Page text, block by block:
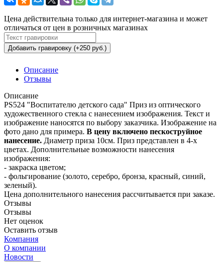
Цена действительна только для интернет-магазина и может
отличаться от цен в розничных магазинах
Добавить гравировку (+250 руб.)
Описание
Отзывы
Описание
PS524 "Воспитателю детского сада" Приз из оптического
художественного стекла с нанесением изображения. Текст и
изображение наносятся по выбору заказчика. Изображение на
фото дано для примера. В цену включено пескоструйное
нанесение. Диаметр приза 10см. Приз представлен в 4-х
цветах. Дополнительные возможности нанесения
изображения:
- закраска цветом;
- фольгирование (золото, серебро, бронза, красный, синий,
зеленый).
Цена дополнительного нанесения рассчитывается при заказе.
Отзывы
Отзывы
Нет оценок
Оставить отзыв
Компания
О компании
Новости